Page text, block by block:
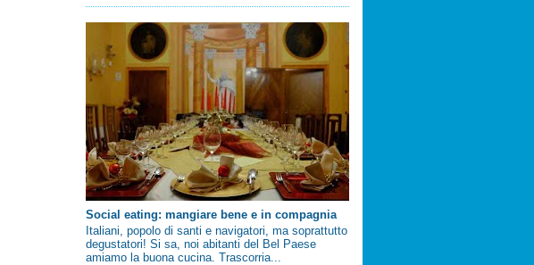
Social eating: mangiare bene e in compagnia
Italiani, popolo di santi e navigatori, ma soprattutto
degustatori! Si sa, noi abitanti del Bel Paese
amiamo la buona cucina. Trascorria...